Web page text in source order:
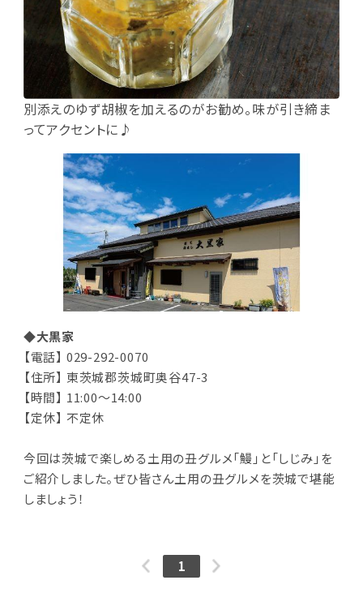
別添えのゆず胡椒を加えるのがお勧め。味が引き締ま
ってアクセントに♪
◆大黒家
【電話】 029-292-0070
【住所】 東茨城郡茨城町奥谷47-3
【時間】 11:00～14:00
【定休】 不定休
今回は茨城で楽しめる土用の丑グルメ「鰻」と「しじみ」を
ご紹介しました。ぜひ皆さん土用の丑グルメを茨城で堪能
しましょう！
1